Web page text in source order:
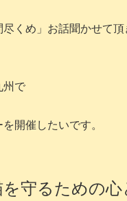
くめ」お話聞かせて頂
で
開催したいです。
守るための心